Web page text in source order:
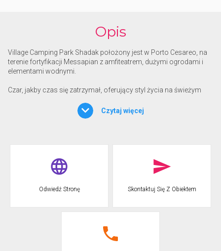
Opis
Village Camping Park Shadak położony jest w Porto Cesareo, na
terenie fortyfikacji Messapian z amfiteatrem, dużymi ogrodami i
elementami wodnymi.
Czar, jakby czas się zatrzymał, oferujący styl życia na świeżym
wypoczynkowy położony 500 m od krystalicznie czystego morza
Salento oferuje gościom:
teren wsi, z domkami mobilnymi mogącymi pomieścić do 6 osób;
dobrze umeblowanymi;
restauracja, idealna również na uroczystości i imprezy.
w Apulii będą niezapomnianym pobytem!
Na życzenie organizowane są kursy jogi
Na życzenie można wypożyczyć konie
Czytaj więcej
Odwiedź Stronę Skontaktuj Się Z Obiektem